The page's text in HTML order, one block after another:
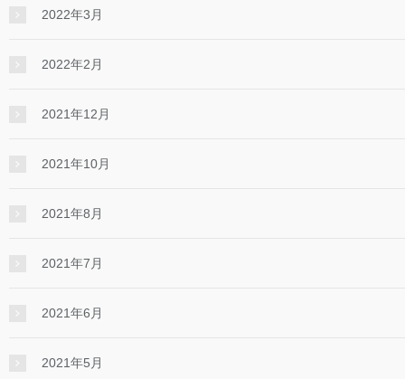
2022年3月
2022年2月
2021年12月
2021年10月
2021年8月
2021年7月
2021年6月
2021年5月